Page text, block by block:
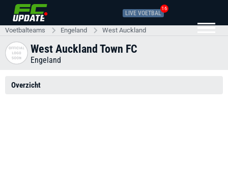
LIVE VOETBAL
16
Voetbalteams Engeland West Auckland
West Auckland Town FC
Engeland
Overzicht